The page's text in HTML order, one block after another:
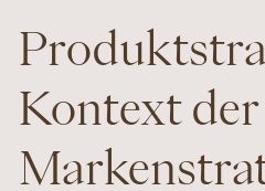
Kontext der